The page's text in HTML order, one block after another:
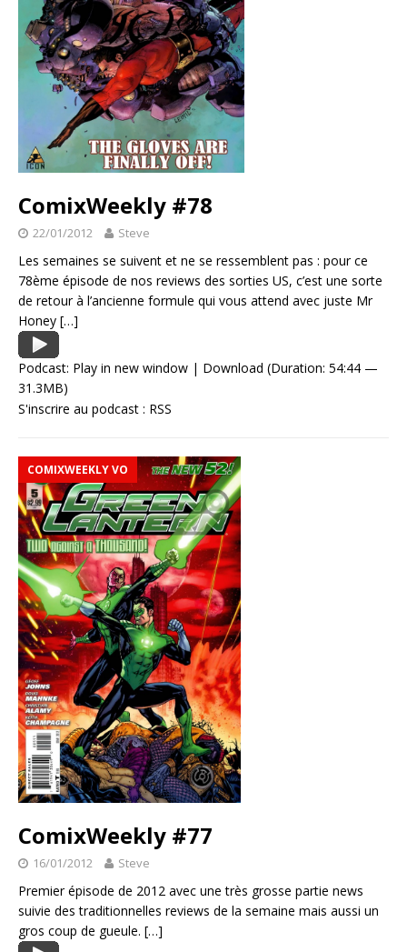
ComixWeekly #78
22/01/2012 Steve
Les semaines se suivent et ne se ressemblent pas : pour ce
78ème épisode de nos reviews des sorties US, c’est une sorte
de retour à l’ancienne formule qui vous attend avec juste Mr
Honey […]
Podcast: Play in new window | Download (Duration: 54:44 —
31.3MB)
S'inscrire au podcast : RSS
COMIXWEEKLY VO
ComixWeekly #77
16/01/2012 Steve
Premier épisode de 2012 avec une très grosse partie news
suivie des traditionnelles reviews de la semaine mais aussi un
gros coup de gueule. […]